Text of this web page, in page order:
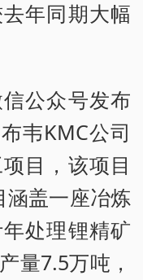
年同期大幅
公众号发布
韦KMC公司
目，该项目
涵盖一座冶炼
处理锂精矿
量7.5万吨，